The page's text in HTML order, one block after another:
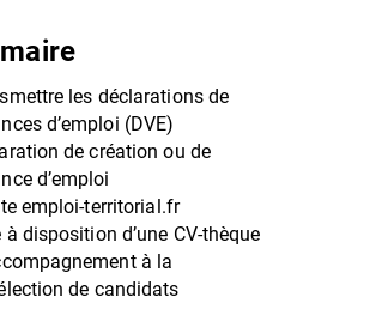
les déclarations de
d’emploi (DVE)
de création ou de
d’emploi
emploi-territorial.fr
à disposition d’une CV-thèque
à la
de candidats